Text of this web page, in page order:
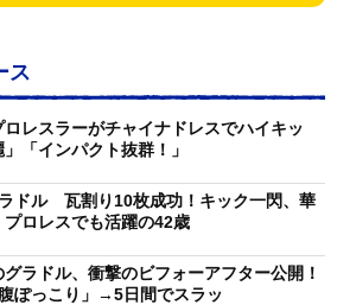
決めるド派手な写真を添えた。
歩一歩が愛おしい最高の道のり
、「でも、ここからはもっと！心
分から掴みにいく人生にします」
た。
応援を本当にありがとう!!」と
らもよろしくお願いします」とし
ス
ロレスラーがチャイナドレスでハイキッ
「インパクト抜群！」
ドル 瓦割り10枚成功！キック一閃、華
ロレスでも活躍の42歳
グラドル、衝撃のビフォーアフター公開！
ぽっこり」→5日間でスラッ